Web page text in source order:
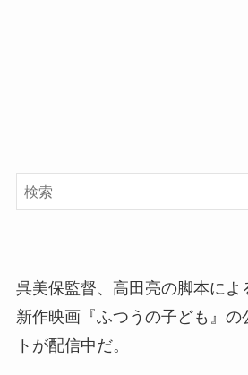
呉美保監督、高田亮の脚本によ
新作映画『ふつうの子ども』の
トが配信中だ。